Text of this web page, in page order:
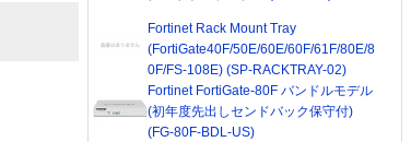
Fortinet Rack Mount Tray
(FortiGate40F/50E/60E/60F/61F/80E/8
0F/FS-108E) (SP-RACKTRAY-02)
Fortinet FortiGate-80F バンドルモデル
(初年度先出しセンドバック保守付)
(FG-80F-BDL-US)